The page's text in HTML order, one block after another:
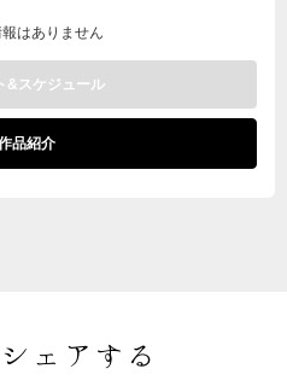
はありません
&スケジュール
品紹介
ェアする